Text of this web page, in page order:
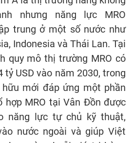
nhưng năng lực MRO
trung ở một số nước như
Indonesia và Thái Lan. Tại
quy mô thị trường MRO có
tỷ USD vào năm 2030, trong
mới đáp ứng một phần
hợp MRO tại Vân Đồn được
năng lực tự chủ kỹ thuật,
nước ngoài và giúp Việt